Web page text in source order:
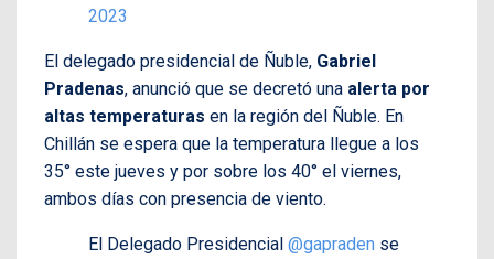
2023
El delegado presidencial de Ñuble, Gabriel
Pradenas, anunció que se decretó una alerta por
altas temperaturas en la región del Ñuble. En
Chillán se espera que la temperatura llegue a los
35° este jueves y por sobre los 40° el viernes,
ambos días con presencia de viento.
El Delegado Presidencial @gapraden se